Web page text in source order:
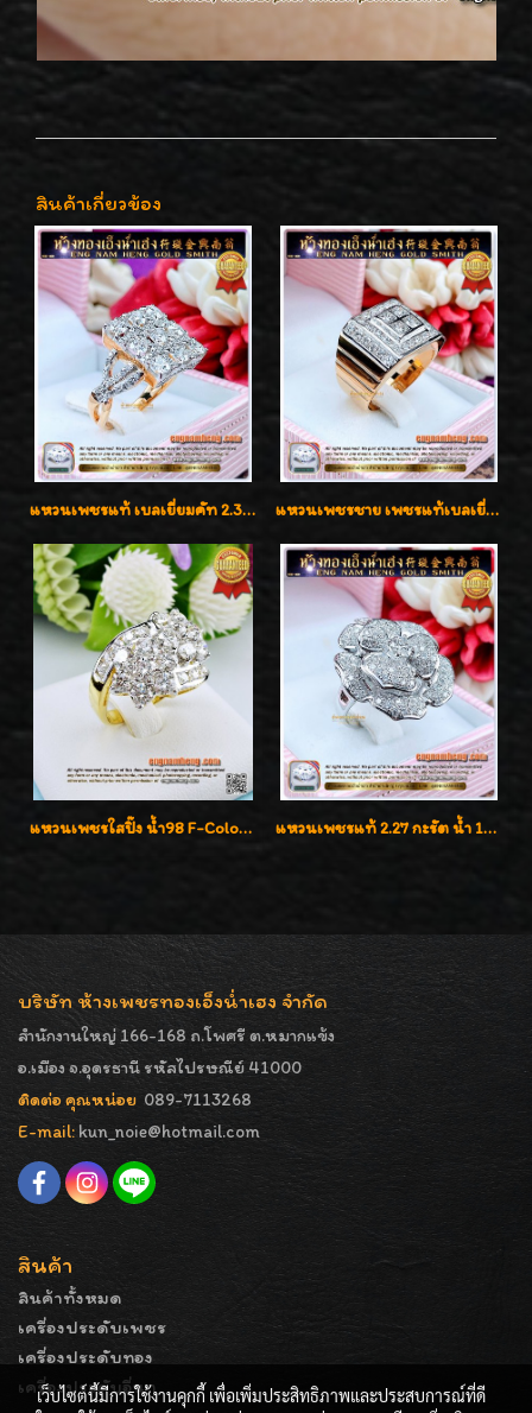
สินค้าเกี่ยวข้อง
แหวนเพชรแท้ เบลเยี่ยมคัท 2.39 กะรัต น้ำ 98 F-Color/VVS ดีไซน์หน้ากว้างหรูเต็มนิ้ว แหวนเพชรชาย เพชรแท้เบลเยี่ยมคัท น้ำ100% D-Color/VVS 2.46 กะรัต
แหวนเพชรใสปิ๊ง น้ำ98 F-Color/VVS1 น้ำหนักเพชรรวม 2.56 กะรัต ใส่เต็มนิ้วเพชรเป็นน้ำเป็นเนื้อสวยมากๆค่ะ แหวนเพชรแท้ 2.27 กะรัต น้ำ 100% เบลเยี่ยมคัท ลวดลายดอกกุหลาบหรู
บริษัท ห้างเพชรทองเอ็งน่ำเฮง จำกัด
สำนักงานใหญ่ 166-168 ถ.โพศรี ต.หมากแข้ง
อ.เมือง จ.อุดรธานี รหัสไปรษณีย์ 41000
ติดต่อ คุณหน่อย 089-7113268
E-mail: kun_noie@hotmail.com
สินค้า
สินค้าทั้งหมด
เครื่องประดับเพชร
เครื่องประดับทอง
เครื่องประดับอื่นๆ
เว็บไซต์นี้มีการใช้งานคุกกี้ เพื่อเพิ่มประสิทธิภาพและประสบการณ์ที่ดี